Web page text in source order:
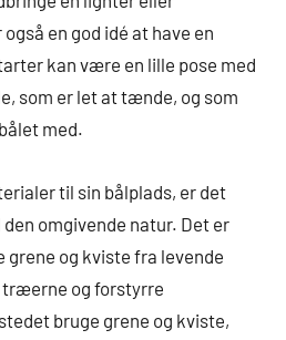
en god idé at have en
kan være en lille pose med
som er let at tænde, og som
med.
til sin bålplads, er det
omgivende natur. Det er
grene og kviste fra levende
og forstyrre
bruge grene og kviste,